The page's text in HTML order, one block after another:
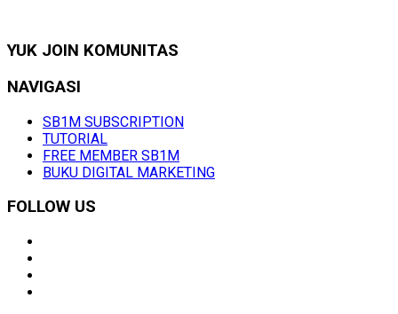
YUK JOIN KOMUNITAS
NAVIGASI
SB1M SUBSCRIPTION
TUTORIAL
FREE MEMBER SB1M
BUKU DIGITAL MARKETING
FOLLOW US